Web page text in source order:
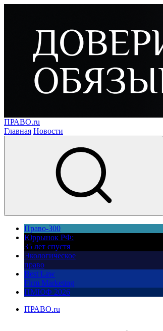
ПРАВО.ru
Главная Новости
Право-300
Юррынок РФ:
35 лет спустя
Экологическое
право
Best Law
Firm Marketing
ПМЮФ 2026
ПРАВО.ru